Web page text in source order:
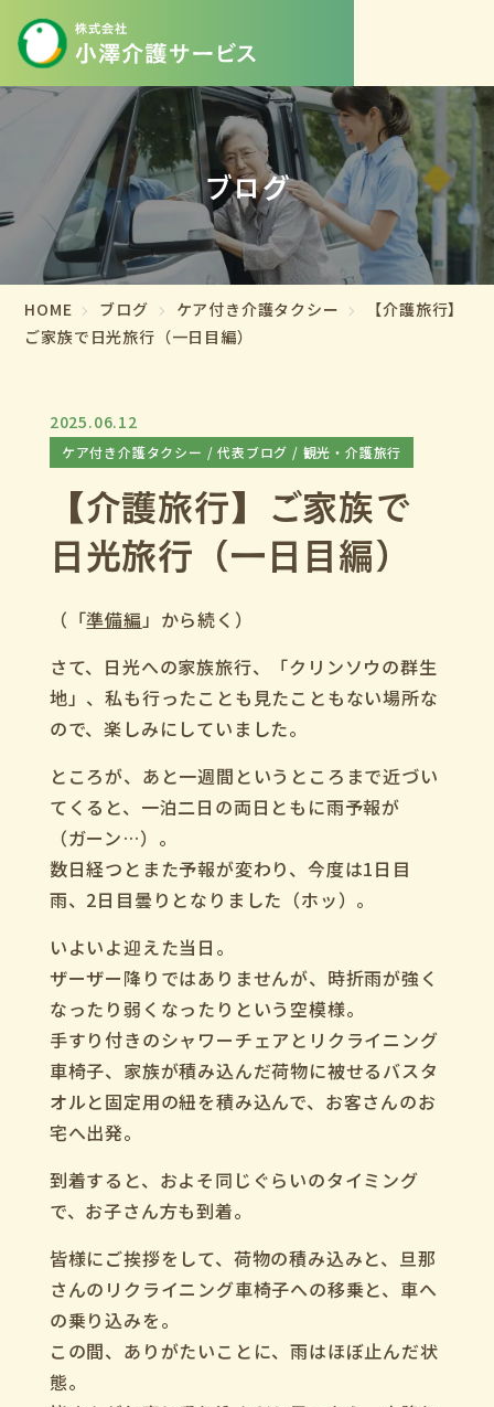
ブログ
HOME ブログ ケア付き介護タクシー
【介護旅行】
ご家族で日光旅行（一日目編）
2025.06.12
ケア付き介護タクシー 代表ブログ 観光・介護旅行
【介護旅行】ご家族で
日光旅行（一日目編）
（「準備編」から続く）
さて、日光への家族旅行、「クリンソウの群生
地」、私も行ったことも見たこともない場所な
ので、楽しみにしていました。
ところが、あと一週間というところまで近づい
てくると、一泊二日の両日ともに雨予報が
（ガーン…）。
数日経つとまた予報が変わり、今度は1日目
雨、2日目曇りとなりました（ホッ）。
いよいよ迎えた当日。
ザーザー降りではありませんが、時折雨が強く
なったり弱くなったりという空模様。
手すり付きのシャワーチェアとリクライニング
車椅子、家族が積み込んだ荷物に被せるバスタ
オルと固定用の紐を積み込んで、お客さんのお
宅へ出発。
到着すると、およそ同じぐらいのタイミング
で、お子さん方も到着。
皆様にご挨拶をして、荷物の積み込みと、旦那
さんのリクライニング車椅子への移乗と、車へ
の乗り込みを。
この間、ありがたいことに、雨はほぼ止んだ状
態。